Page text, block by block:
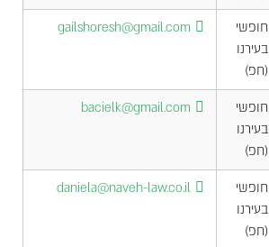
חופשי
בעירנו
(חפ)
gailshoresh@gmail.com
חופשי
בעירנו
(חפ)
bacielk@gmail.com
חופשי
בעירנו
(חפ)
daniela@naveh-law.co.il